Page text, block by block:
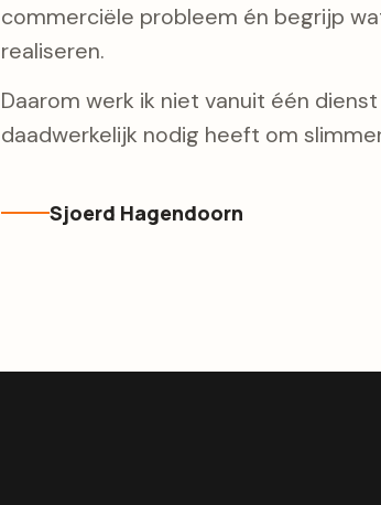
commerciële probleem én begrijp
realiseren.
Daarom werk ik niet vanuit één
daadwerkelijk nodig heeft om
Sjoerd Hagendoorn